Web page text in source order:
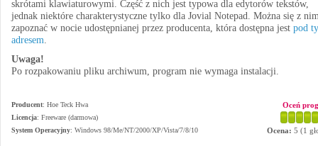
skrótami klawiaturowymi. Część z nich jest typowa dla edytorów tekstów,
jednak niektóre charakterystyczne tylko dla Jovial Notepad. Można się z
zapoznać w nocie udostępnianej przez producenta, która dostępna jest pod
adresem.
Uwaga!
Po rozpakowaniu pliku archiwum, program nie wymaga instalacji.
Producent: Hoe Teck Hwa
Licencja: Freeware (darmowa)
System Operacyjny: Windows 98/Me/NT/2000/XP/Vista/7/8/10
Oceń
Ocena: 5 (1